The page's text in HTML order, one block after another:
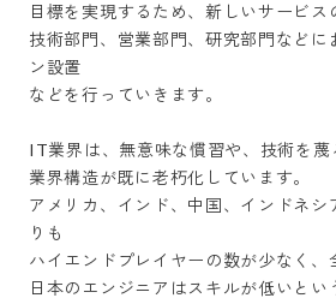
目標を実現するため、新しいサービス
技術部門、営業部門、研究部門などに
ン設置
などを行っていきます。
IT業界は、無意味な慣習や、技術を蔑
業界構造が既に老朽化しています。
アメリカ、インド、中国、インドネシ
りも
ハイエンドプレイヤーの数が少なく、
日本のエンジニアはスキルが低いとい